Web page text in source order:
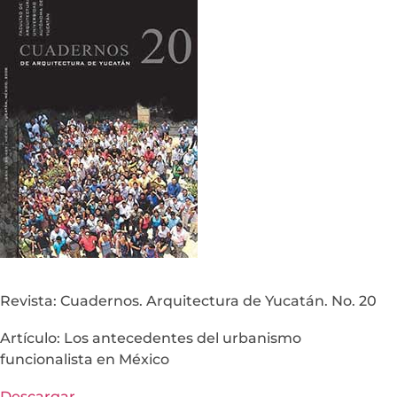
Revista: Cuadernos. Arquitectura de Yucatán. No. 20
Artículo: Los antecedentes del urbanismo
funcionalista en México